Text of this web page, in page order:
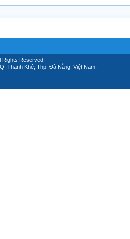
Rights Reserved.
Thanh Khê, Thp. Đà Nẵng, Việt Nam.